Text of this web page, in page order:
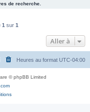
e
r
de recherche.
1 sur 1
Aller à
Heures au format UTC-04:00
© phpBB Limited